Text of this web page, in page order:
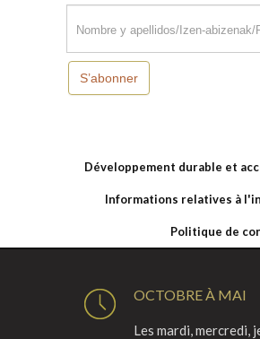
S’abonner
Développement durable et
Informations relatives à
Politique de
OCTOBRE À MAI
Les mardi, mercredi,